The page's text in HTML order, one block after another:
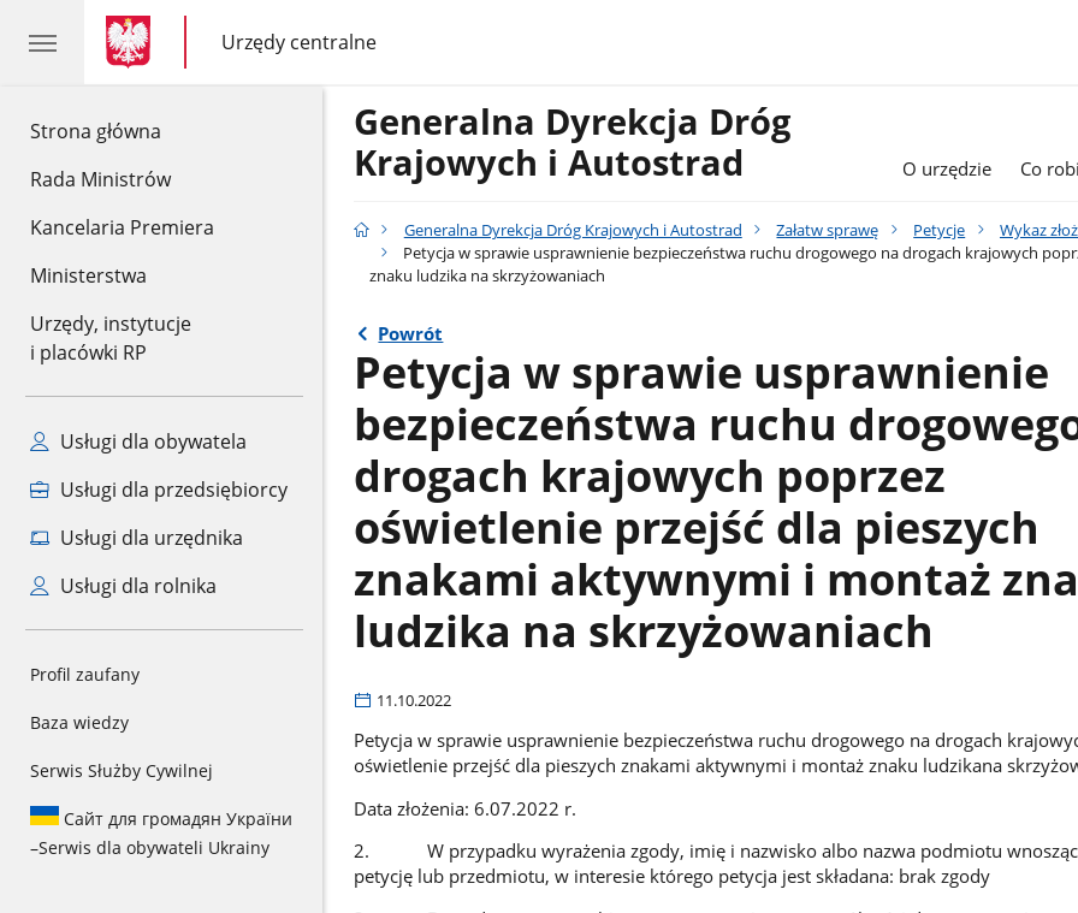
Strona główna
Rada Ministrów
Kancelaria Premiera
Ministerstwa
Urzędy, instytucje
i placówki RP
Usługi dla obywatela
Usługi dla przedsiębiorcy
Usługi dla urzędnika
Usługi dla rolnika
Profil zaufany
Baza wiedzy
Serwis Służby Cywilnej
Сайт для громадян України
–Serwis dla obywateli Ukrainy
gov.pl
gov.pl
Urzędy centralne
gov.pl
Urzędy
centralne
Generalna Dyrekcja Dróg
Krajowych i Autostrad
O urzędzie Co
Generalna Dyrekcja Dróg Krajowych i Autostrad Załatw sprawę Petycje Wykaz
Petycja w sprawie usprawnienie bezpieczeństwa ruchu drogowego na drogach krajowych
znaku ludzika na skrzyżowaniach
Powrót
Petycja w sprawie usprawnienie
bezpieczeństwa ruchu
drogach krajowych poprzez
oświetlenie przejść dla pieszych
znakami aktywnymi i montaż
ludzika na skrzyżowaniach
11.10.2022
Petycja w sprawie usprawnienie bezpieczeństwa ruchu drogowego na drogach
oświetlenie przejść dla pieszych znakami aktywnymi i montaż znaku ludzikana
Data złożenia: 6.07.2022 r.
2. W przypadku wyrażenia zgody, imię i nazwisko albo nazwa podmiotu
petycję lub przedmiotu, w interesie którego petycja jest składana: brak zgody